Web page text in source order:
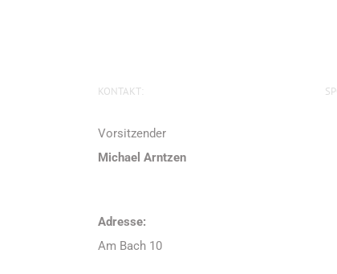
KONTAKT:
Vorsitzender
Michael Arntzen
Adresse:
Am Bach 10